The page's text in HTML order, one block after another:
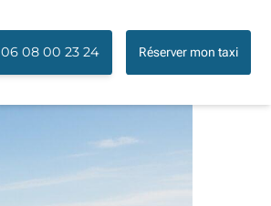
06 08 00 23 24 Réserver mon taxi